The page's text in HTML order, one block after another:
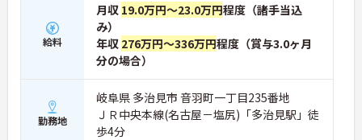
給料
月収 19.0万円～23.0万円程度（諸手当込
み）
年収 276万円～336万円程度（賞与3.0ヶ月
分の場合）
勤務地
岐阜県 多治見市 音羽町一丁目235番地
ＪＲ中央本線(名古屋－塩尻)「多治見駅」徒
歩4分